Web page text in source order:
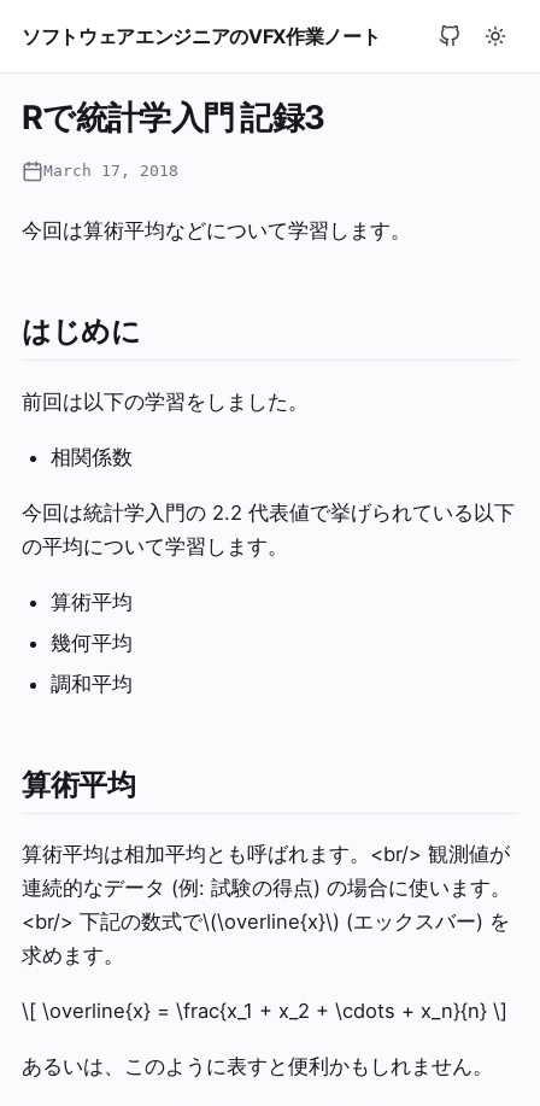
ソフトウェアエンジニアのVFX作業ノート
Rで統計学入門 記録3
March 17, 2018
今回は算術平均などについて学習します。
はじめに
前回は以下の学習をしました。
相関係数
今回は統計学入門の 2.2 代表値で挙げられている以下
の平均について学習します。
算術平均
幾何平均
調和平均
算術平均
算術平均は相加平均とも呼ばれます。<br/> 観測値が
連続的なデータ (例: 試験の得点) の場合に使います。
<br/> 下記の数式で\(\overline{x}\) (エックスバー) を
求めます。
\[ \overline{x} = \frac{x_1 + x_2 + \cdots + x_n}{n} \]
あるいは、このように表すと便利かもしれません。